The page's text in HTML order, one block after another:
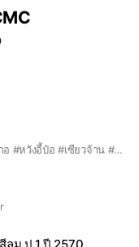
#xiaozhan #wangyibo #ป๋อตี้จ้านเกอ #หวังอี้ป๋อ #เซียวจ้าน #ป๋อจ้าน